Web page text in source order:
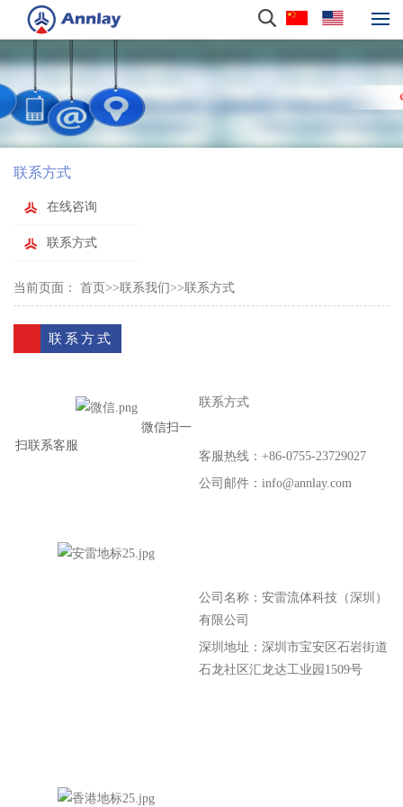
联系方式
在线咨询
联系方式
当前页面： 首页 >>联系我们>>联系方式
联系方式
微信扫一
扫联系客服
联系方式
客服热线：+86-0755-23729027
公司邮件：info@annlay.com
公司名称：安雷流体科技（深圳）
有限公司
深圳地址：深圳市宝安区石岩街道
石龙社区汇龙达工业园1509号